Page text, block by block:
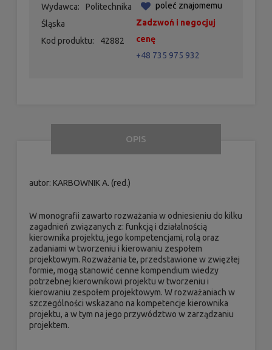
Wydawca:
Politechnika
Śląska
Kod produktu:
42882
poleć znajomemu
Zadzwoń i negocjuj
cenę
+48 735 975 932
OPIS
autor: KARBOWNIK A. (red.)
W monografii zawarto rozważania w odniesieniu do kilku
zagadnień związanych z: funkcją i działalnością
kierownika projektu, jego kompetencjami, rolą oraz
zadaniami w tworzeniu i kierowaniu zespołem
projektowym. Rozważania te, przedstawione w zwięzłej
formie, mogą stanowić cenne kompendium wiedzy
potrzebnej kierownikowi projektu w tworzeniu i
kierowaniu zespołem projektowym. W rozważaniach w
szczególności wskazano na kompetencje kierownika
projektu, a w tym na jego przywództwo w zarządzaniu
projektem.